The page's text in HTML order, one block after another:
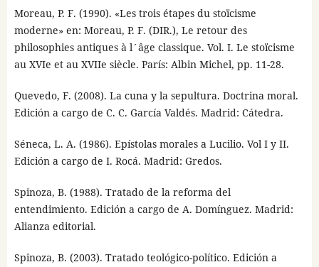
Moreau, P. F. (1990). «Les trois étapes du stoïcisme
moderne» en: Moreau, P. F. (DIR.), Le retour des
philosophies antiques à l´âge classique. Vol. I. Le stoïcisme
au XVIe et au XVIIe siècle. París: Albin Michel, pp. 11-28.
Quevedo, F. (2008). La cuna y la sepultura. Doctrina moral.
Edición a cargo de C. C. García Valdés. Madrid: Cátedra.
Séneca, L. A. (1986). Epístolas morales a Lucilio. Vol I y II.
Edición a cargo de I. Rocá. Madrid: Gredos.
Spinoza, B. (1988). Tratado de la reforma del
entendimiento. Edición a cargo de A. Domínguez. Madrid:
Alianza editorial.
Spinoza, B. (2003). Tratado teológico-político. Edición a